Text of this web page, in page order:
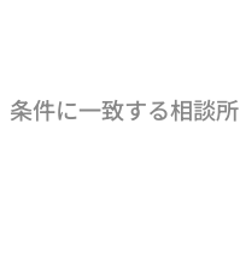
条件に一致する相談